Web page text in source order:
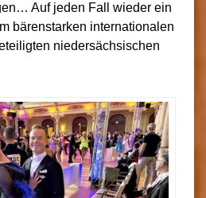
Auf jeden Fall wieder ein
bärenstarken internationalen
niedersächsischen